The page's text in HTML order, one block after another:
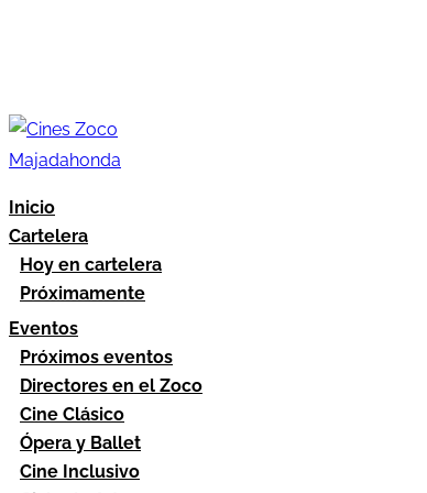
Inicio
Cartelera
Hoy en cartelera
Próximamente
Eventos
Próximos eventos
Directores en el Zoco
Cine Clásico
Ópera y Ballet
Cine Inclusivo